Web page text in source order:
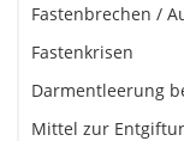
Fastenbrechen /
Fastenkrisen
Darmentleerung
Mittel zur